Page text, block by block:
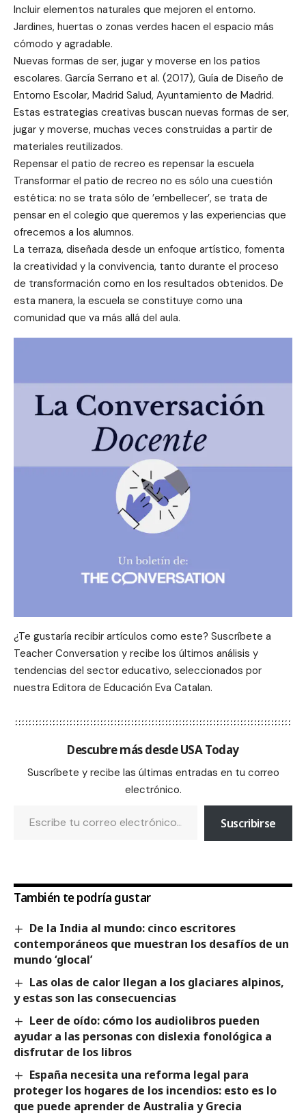
Incluir elementos naturales que mejoren el entorno.
Jardines, huertas o zonas verdes hacen el espacio más
cómodo y agradable.
Nuevas formas de ser, jugar y moverse en los patios
escolares. García Serrano et al. (2017), Guía de Diseño de
Entorno Escolar, Madrid Salud, Ayuntamiento de Madrid.
Estas estrategias creativas buscan nuevas formas de ser,
jugar y moverse, muchas veces construidas a partir de
materiales reutilizados.
Repensar el patio de recreo es repensar la escuela
Transformar el patio de recreo no es sólo una cuestión
estética: no se trata sólo de ’embellecer’, se trata de
pensar en el colegio que queremos y las experiencias que
ofrecemos a los alumnos.
La terraza, diseñada desde un enfoque artístico, fomenta
la creatividad y la convivencia, tanto durante el proceso
de transformación como en los resultados obtenidos. De
esta manera, la escuela se constituye como una
comunidad que va más allá del aula.
¿Te gustaría recibir artículos como este? Suscríbete a
Teacher Conversation y recibe los últimos análisis y
tendencias del sector educativo, seleccionados por
nuestra Editora de Educación Eva Catalan.
Descubre más desde USA Today
Suscríbete y recibe las últimas entradas en tu correo
electrónico.
Suscribirse
También te podría gustar
De la India al mundo: cinco escritores
contemporáneos que muestran los desafíos de un
mundo ‘glocal’
Las olas de calor llegan a los glaciares alpinos,
y estas son las consecuencias
Leer de oído: cómo los audiolibros pueden
ayudar a las personas con dislexia fonológica a
disfrutar de los libros
España necesita una reforma legal para
proteger los hogares de los incendios: esto es lo
que puede aprender de Australia y Grecia